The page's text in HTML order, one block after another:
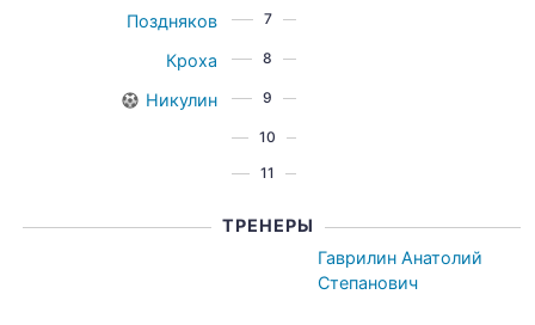
Поздняков 7
Кроха 8
Никулин 9
10
11
ТРЕНЕРЫ
Гаврилин Анатолий
Степанович